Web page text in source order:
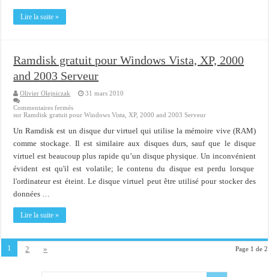
Lire la suite »
Ramdisk gratuit pour Windows Vista, XP, 2000
and 2003 Serveur
Olivier Olejniczak
31 mars 2010
Commentaires fermés
sur Ramdisk gratuit pour Windows Vista, XP, 2000 and 2003 Serveur
Un Ramdisk est un disque dur virtuel qui utilise la mémoire vive (RAM)
comme stockage. Il est similaire aux disques durs, sauf que le disque
virtuel est beaucoup plus rapide qu’un disque physique. Un inconvénient
évident est qu'il est volatile; le contenu du disque est perdu lorsque
l'ordinateur est éteint. Le disque virtuel peut être utilisé pour stocker des
données …
Lire la suite »
Page 1 de 2
1 2 »